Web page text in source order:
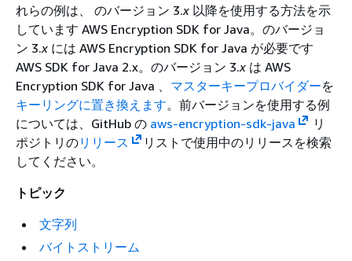
れらの例は、 のバージョン 3.x 以降を使用する方法を示
しています AWS Encryption SDK for Java。のバージョ
ン 3.x には AWS Encryption SDK for Java が必要です
AWS SDK for Java 2.x。のバージョン 3.x は AWS
Encryption SDK for Java 、 マスターキープロバイダーを
キーリングに置き換えます。前バージョンを使用する例
については、GitHub の aws-encryption-sdk-java
リ
ポジトリのリリース
リストで使用中のリリースを検索
してください。
トピック
文字列
バイトストリーム